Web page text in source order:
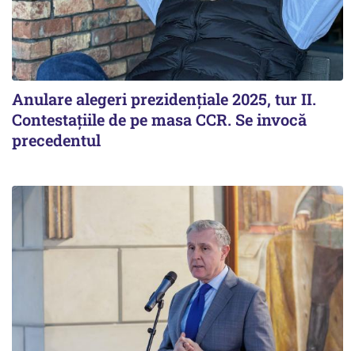
Anulare alegeri prezidențiale 2025, tur II.
Contestațiile de pe masa CCR. Se invocă
precedentul